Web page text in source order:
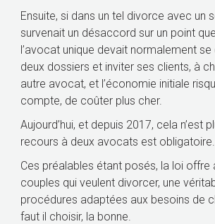
Ensuite, si dans un tel divorce avec un
survenait un désaccord sur un point
l’avocat unique devait normalement
deux dossiers et inviter ses clients, à
autre avocat, et l’économie initiale
compte, de coûter plus cher.
Aujourd’hui, et depuis 2017, cela n’est
recours à deux avocats est obligatoire.
Ces préalables étant posés, la loi offre
couples qui veulent divorcer, une
procédures adaptées aux besoins de
faut il choisir, la bonne.